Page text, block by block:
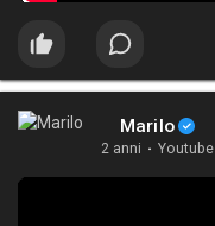
Marilo
2 anni · Youtube